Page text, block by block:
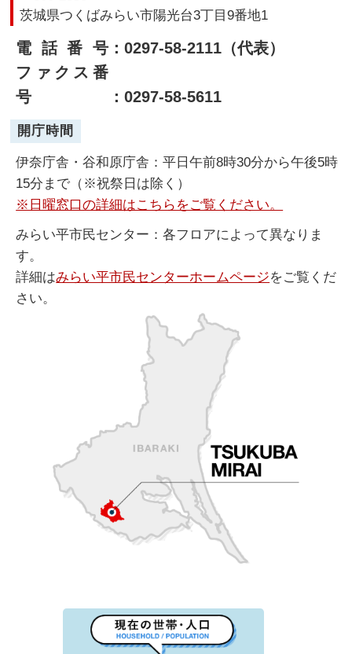
茨城県つくばみらい市陽光台3丁目9番地1
電話番号：0297-58-2111（代表）
ファクス番
号
：0297-58-5611
開庁時間
伊奈庁舎・谷和原庁舎：平日午前8時30分から午後5時
15分まで（※祝祭日は除く）
※日曜窓口の詳細はこちらをご覧ください。
みらい平市民センター：各フロアによって異なりま
す。
詳細はみらい平市民センターホームページをご覧くだ
さい。